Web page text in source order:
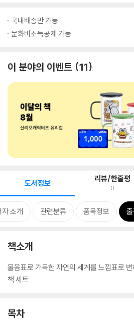
국내배송만 가능
문화비소득공제 가능
이 분야의 이벤트 11
도서정보 리뷰/한줄평
0
자 소개 관련분류 품목정보
책소개
물음표로 가득한 자연의 세계를 느낌표로
책 세트
목차